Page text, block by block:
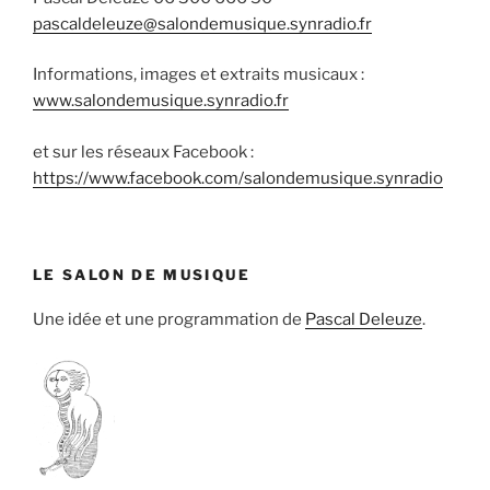
pascaldeleuze@salondemusique.synradio.fr
Informations, images et extraits musicaux :
www.salondemusique.synradio.fr
et sur les réseaux Facebook :
https://www.facebook.com/salondemusique.synradio
LE SALON DE MUSIQUE
Une idée et une programmation de Pascal Deleuze.